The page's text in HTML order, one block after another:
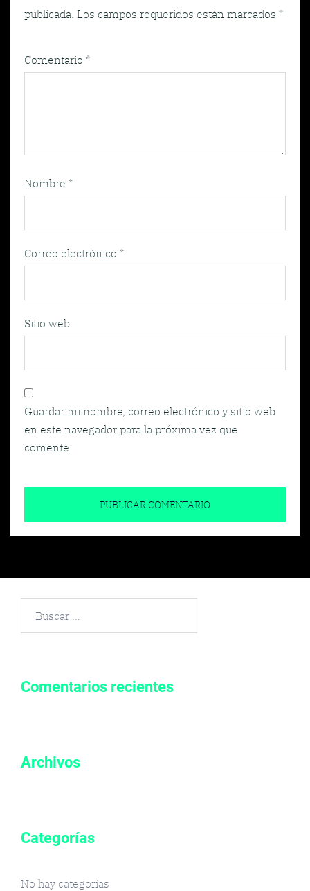
publicada. Los campos requeridos están marcados *
Comentario *
Nombre *
Correo electrónico *
Sitio web
Guardar mi nombre, correo electrónico y sitio web
en este navegador para la próxima vez que
comente.
Comentarios recientes
Archivos
Categorías
No hay categorías